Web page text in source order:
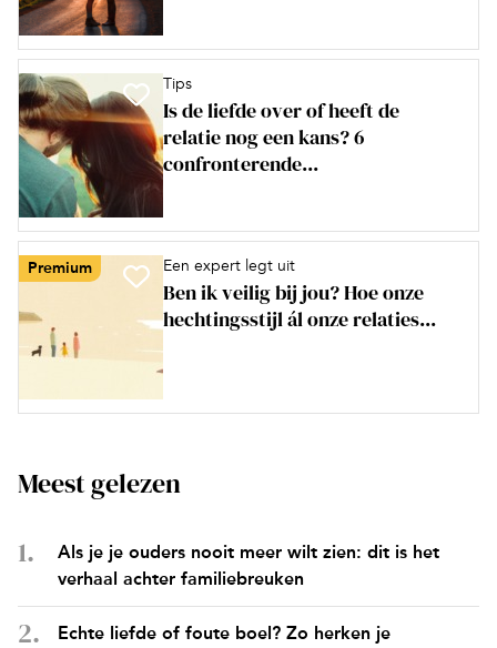
Tips
Is de liefde over of heeft de
relatie nog een kans? 6
confronterende...
Premium Een expert legt uit
Ben ik veilig bij jou? Hoe onze
hechtingsstijl ál onze relaties...
Meest gelezen
Als je je ouders nooit meer wilt zien: dit is het
verhaal achter familiebreuken
Echte liefde of foute boel? Zo herken je